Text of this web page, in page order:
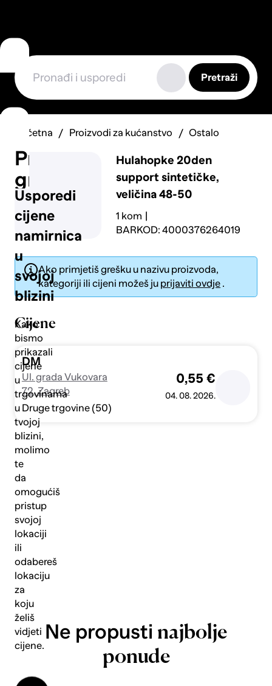
Usporedi
cijene
namirnica
u
svojoj
blizini
Kako
bismo
prikazali
cijene
u
trgovinama
u
tvojoj
blizini,
molimo
te
da
omogućiš
pristup
svojoj
lokaciji
ili
odabereš
lokaciju
za
koju
želiš
vidjeti
cijene.
Prijavi
grešku
Pošalji
Pretraži
Početna Proizvodi za kućanstvo Ostalo
Hulahopke 20den
support sintetičke,
veličina 48-50
1 kom
BARKOD: 4000376264019
Ako primjetiš grešku u nazivu proizvoda,
kategoriji ili cijeni možeš ju prijaviti ovdje .
Cijene
DM
Ul. grada Vukovara
72, Zagreb
Druge trgovine (50)
0,55 €
04. 08. 2026.
Ne propusti najbolje
ponude